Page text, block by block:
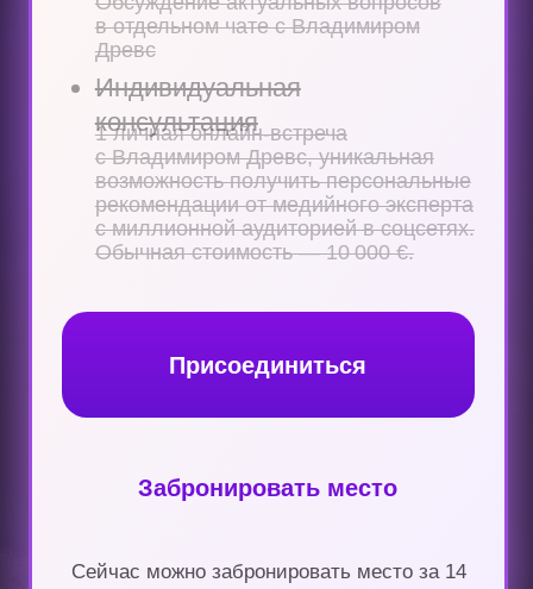
VIP-встреч с Владимиром
«Позиционирование»
в своём деле.
Обычная стоимость — 50 000 ₽
Сертификат Мастера ТВП
Возможность сдать экзамен
и получить сертификат от ІРАСТ —
проф. организации коучей
Созвоны с менторами
Еженедельные созвоны
с менторами
для проработки доп. заданий
Контроль выполнения
домашних
заданий нашей командой
Мощная мотивация, взаимопомощь,
сильное окружение
единомышленников